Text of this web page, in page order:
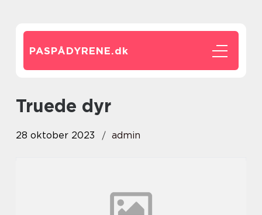
PASPÅDYRENE.dk
truede dyr
28 oktober 2023 admin